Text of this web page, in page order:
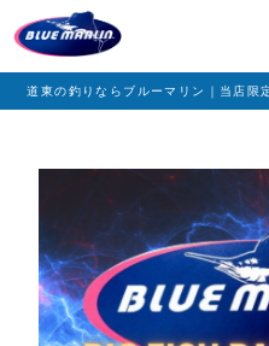
道東の釣りならブルーマリン｜当店限